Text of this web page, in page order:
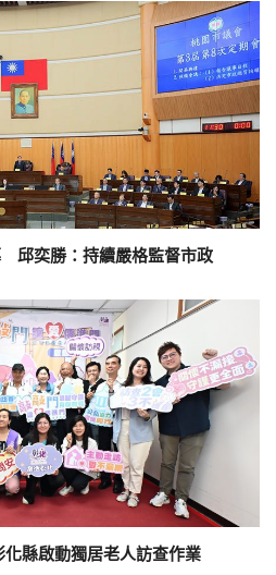
邱奕勝：持續嚴格監督市政
縣啟動獨居老人訪查作業